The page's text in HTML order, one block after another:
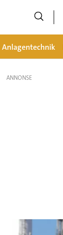
Anlagentechnik